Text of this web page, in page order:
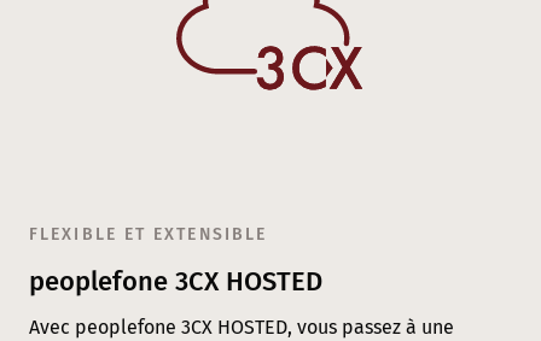
FLEXIBLE ET EXTENSIBLE
peoplefone 3CX HOSTED
Avec peoplefone 3CX HOSTED, vous passez à une